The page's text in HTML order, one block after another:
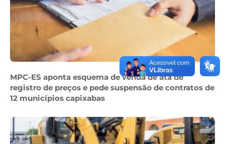
MPC-ES aponta esquema de venda de ata de
registro de preços e pede suspensão de contratos de
12 municípios capixabas